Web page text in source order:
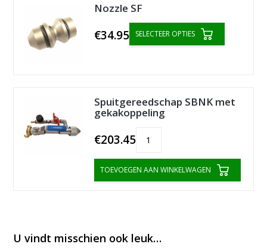
Nozzle SF
€34.95 SELECTEER OPTIES
Spuitgereedschap SBNK met
gekakoppeling
€203.45
TOEVOEGEN AAN WINKELWAGEN
U vindt misschien ook leuk…